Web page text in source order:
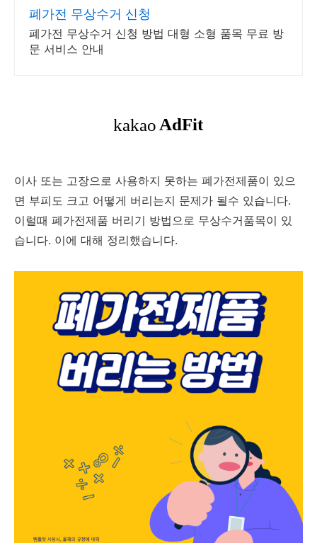
폐가전 무상수거 신청
폐가전 무상수거 신청 방법 대형 소형 품목 무료 방
문 서비스 안내
이사 또는 고장으로 사용하지 못하는 폐가전제품이 있으
면 부피도 크고 어떻게 버리는지 문제가 될수 있습니다.
이럴때 폐가전제품 버리기 방법으로 무상수거품목이 있
습니다. 이에 대해 정리했습니다.